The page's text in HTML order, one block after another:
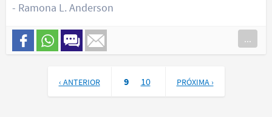
- Ramona L. Anderson
...
‹ ANTERIOR 9 10 PRÓXIMA ›